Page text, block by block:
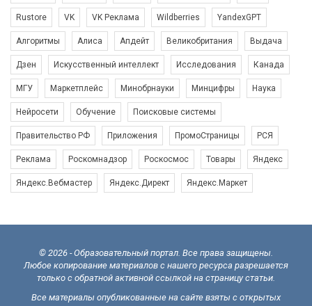
Rustore VK VK Реклама Wildberries YandexGPT
Алгоритмы Алиса Апдейт Великобритания Выдача
Дзен Искусственный интеллект Исследования Канада
МГУ Маркетплейс Минобрнауки Минцифры Наука
Нейросети Обучение Поисковые системы
Правительство РФ Приложения ПромоСтраницы РСЯ
Реклама Роскомнадзор Роскосмос Товары Яндекс
Яндекс.Вебмастер Яндекс.Директ Яндекс.Маркет
© 2026 - Образовательный портал. Все права защищены.
Любое копирование материалов с нашего ресурса разрешается
только с обратной активной ссылкой на страницу статьи.
Все материалы опубликованные на сайте взяты с открытых